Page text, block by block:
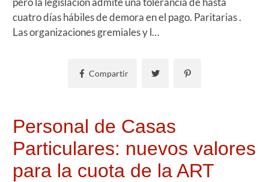
cuatro días hábiles de demora en el pago. Paritarias .
Las organizaciones gremiales y l…
Compartir
Personal de Casas
Particulares: nuevos valores
para la cuota de la ART